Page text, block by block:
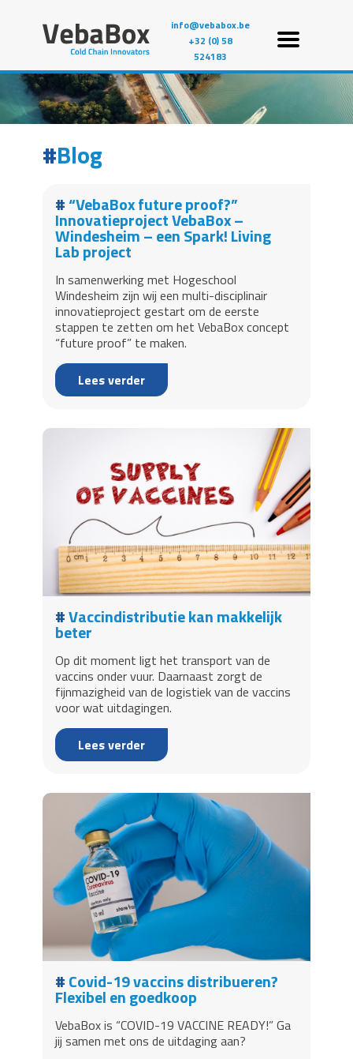
info@vebabox.be
+32 (0) 58
524183
Blog
“VebaBox future proof?”
Innovatieproject VebaBox –
Windesheim – een Spark! Living
Lab project
In samenwerking met Hogeschool
Windesheim zijn wij een multi-disciplinair
innovatieproject gestart om de eerste
stappen te zetten om het VebaBox concept
“future proof” te maken.
Lees verder
Vaccindistributie kan makkelijk
beter
Op dit moment ligt het transport van de
vaccins onder vuur. Daarnaast zorgt de
fijnmazigheid van de logistiek van de vaccins
voor wat uitdagingen.
Lees verder
Covid-19 vaccins distribueren?
Flexibel en goedkoop
VebaBox is “COVID-19 VACCINE READY!” Ga
jij samen met ons de uitdaging aan?